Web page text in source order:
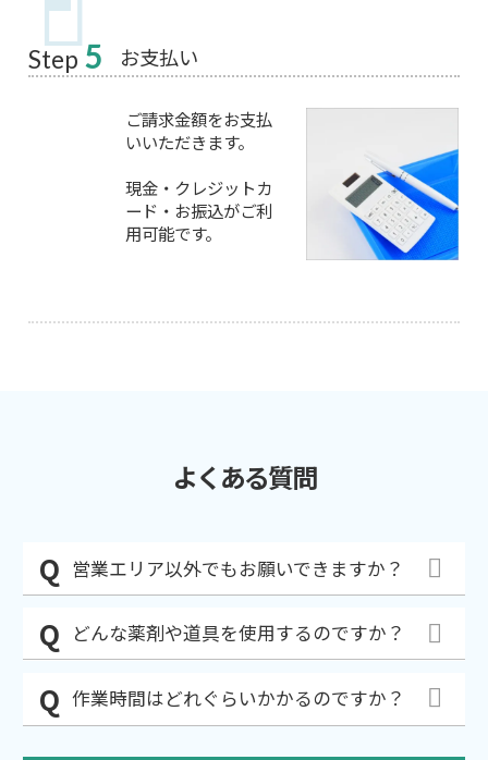
Step 5 お支払い
ご請求金額をお支払
いいただきます。
現金・クレジットカ
ード・お振込がご利
用可能です。
よくある質問
営業エリア以外でもお願いできますか？
どんな薬剤や道具を使用するのですか？
作業時間はどれぐらいかかるのですか？